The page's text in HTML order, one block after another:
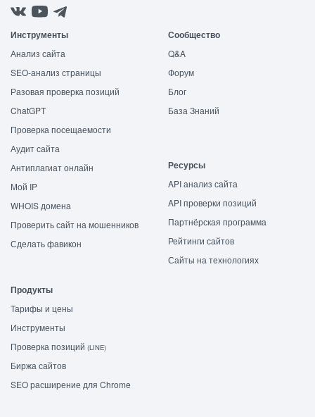
Инструменты
Анализ сайта
SEO-анализ страницы
Разовая проверка позиций
ChatGPT
Проверка посещаемости
Аудит сайта
Антиплагиат онлайн
Мой IP
WHOIS домена
Проверить сайт на мошенников
Сделать фавикон
Сообщество
Q&A
Форум
Блог
База Знаний
Ресурсы
API анализ сайта
API проверки позиций
Партнёрская программа
Рейтинги сайтов
Сайты на технологиях
Продукты
Тарифы и цены
Инструменты
Проверка позиций (LINE)
Биржа сайтов
SEO расширение для Chrome